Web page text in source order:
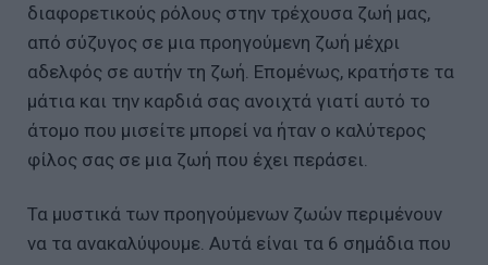
διαφορετικούς ρόλους στην τρέχουσα ζωή μας,
από σύζυγος σε μια προηγούμενη ζωή μέχρι
αδελφός σε αυτήν τη ζωή. Επομένως, κρατήστε τα
μάτια και την καρδιά σας ανοιχτά γιατί αυτό το
άτομο που μισείτε μπορεί να ήταν ο καλύτερος
φίλος σας σε μια ζωή που έχει περάσει.
Τα μυστικά των προηγούμενων ζωών περιμένουν
να τα ανακαλύψουμε. Αυτά είναι τα 6 σημάδια που